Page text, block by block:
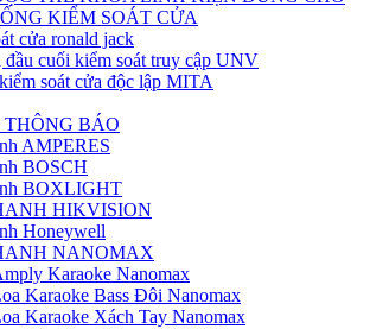
KIỂM SOÁT CỬA
cửa ronald jack
đầu cuối kiểm soát truy cập UNV
soát cửa độc lập MITA
BÁO
AMPERES
BOSCH
BOXLIGHT
HIKVISION
Honeywell
NANOMAX
Karaoke Nanomax
Karaoke Bass Đôi Nanomax
Karaoke Xách Tay Nanomax